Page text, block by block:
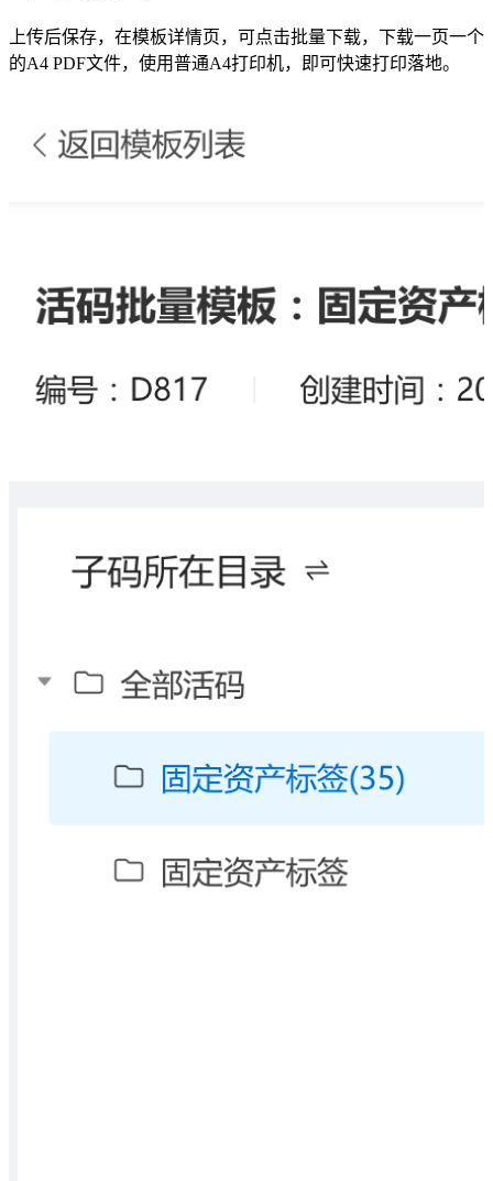
上传后保存，在模板详情页，可点击批量下载，下载一页一个
的A4 PDF文件，使用普通A4打印机，即可快速打印落地。